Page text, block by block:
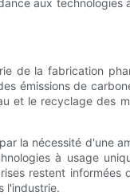
aux
de la fabrication
émissions de
et le recyclage des
la nécessité d'une
à usage
restent
l'industrie.